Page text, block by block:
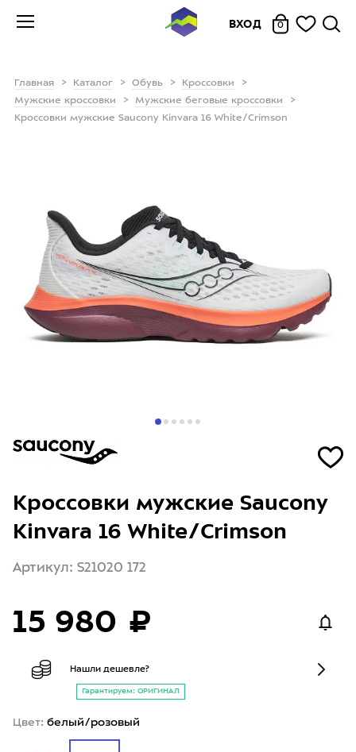
ВХОД 0
Главная Каталог Обувь
Кроссовки
Мужские кроссовки
Мужские беговые кроссовки
Кроссовки мужские Saucony Kinvara 16 White/Crimson
Кроссовки мужские Saucony
Kinvara 16 White/Crimson
Артикул: S21020 172
15 980 ₽
Нашли дешевле?
Гарантируем: ОРИГИНАЛ
Цвет: белый/розовый